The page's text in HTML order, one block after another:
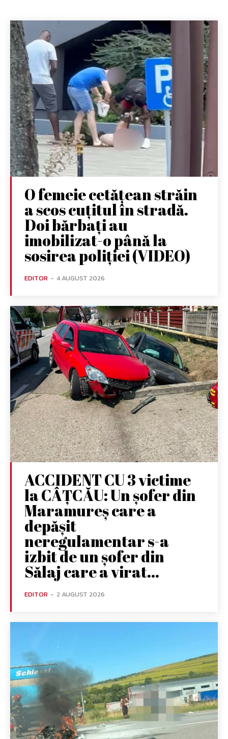
O femeie cetățean străin
a scos cuțitul în stradă.
Doi bărbați au
imobilizat-o până la
sosirea poliției (VIDEO)
EDITOR - 4 AUGUST 2026
ACCIDENT CU 3 victime
la CÂȚCĂU: Un șofer din
Maramureș care a
depășit
neregulamentar s-a
izbit de un șofer din
Sălaj care a virat...
EDITOR - 2 AUGUST 2026